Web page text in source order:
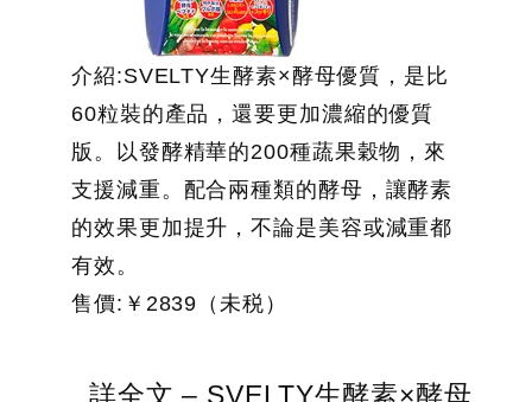
介紹:SVELTY生酵素×酵母優質，是比
60粒裝的產品，還要更加濃縮的優質
版。以發酵精華的200種蔬果穀物，來
支援減重。配合兩種類的酵母，讓酵素
的效果更加提升，不論是美容或減重都
有效。
售價:￥2839（未税）
詳全文 – SVELTY生酵素×酵母